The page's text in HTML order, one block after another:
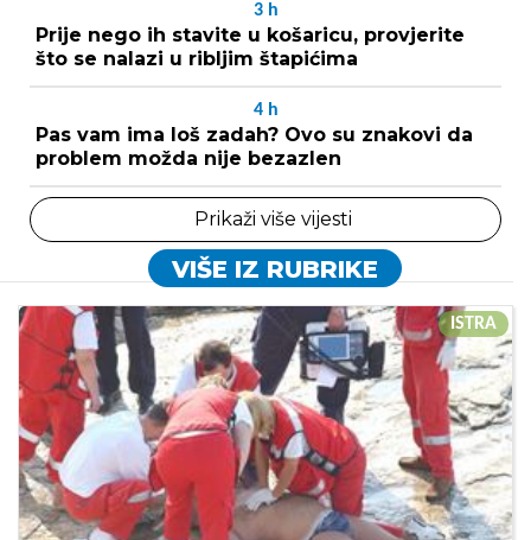
3 h
Prije nego ih stavite u košaricu, provjerite
što se nalazi u ribljim štapićima
4 h
Pas vam ima loš zadah? Ovo su znakovi da
problem možda nije bezazlen
Prikaži više vijesti
VIŠE IZ RUBRIKE
ISTRA